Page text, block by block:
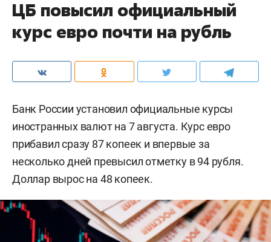
ЦБ повысил официальный
курс евро почти на рубль
Банк России установил официальные курсы
иностранных валют на 7 августа. Курс евро
прибавил сразу 87 копеек и впервые за
несколько дней превысил отметку в 94 рубля.
Доллар вырос на 48 копеек.